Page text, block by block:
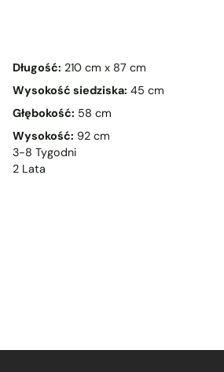
Długość: 210 cm x 87 cm
Wysokość siedziska: 45 cm
Głębokość: 58 cm
Wysokość: 92 cm
3-8 Tygodni
2 Lata